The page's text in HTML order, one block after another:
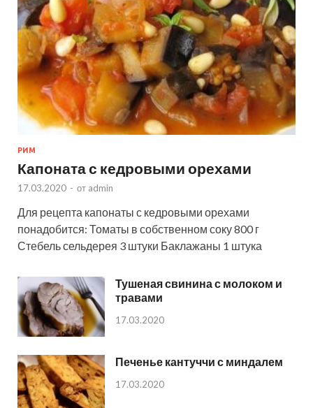
РИМ
Капоната с кедровыми орехами
17.03.2020 - от admin
Для рецепта капонаты с кедровыми орехами
понадобится: Томаты в собственном соку 800 г
Стебель сельдерея 3 штуки Баклажаны 1 штука
Тушеная свинина с молоком и
травами
17.03.2020
Печенье кантуччи с миндалем
17.03.2020